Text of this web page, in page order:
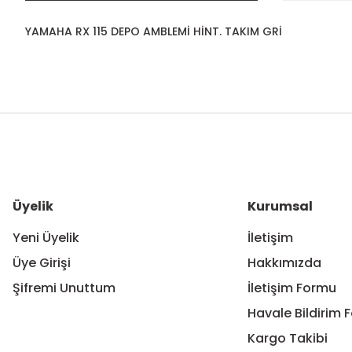
YAMAHA RX 115 DEPO AMBLEMİ HİNT. TAKIM GRİ
Ürün bilgilerinde hatalar bulunuyor.
Üyelik
Yeni Üyelik
Üye Girişi
Şifremi Unuttum
Kurumsal
İletişim
Hakkımızda
İletişim Formu
Havale Bildirim
Kargo Takibi